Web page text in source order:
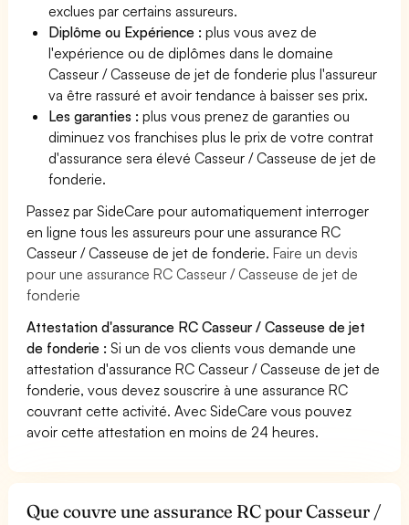
exclues par certains assureurs.
Diplôme ou Expérience :plus vous avez de
l'expérience ou de diplômes dans le domaine
Casseur / Casseuse de jet de fonderie plus l'assureur
va être rassuré et avoir tendance à baisser ses prix.
Les garanties :plus vous prenez de garanties ou
diminuez vos franchises plus le prix de votre contrat
d'assurance sera élevé Casseur / Casseuse de jet de
fonderie.
Passez par SideCare pour automatiquement interroger
en ligne tous les assureurs pour une assurance RC
Casseur / Casseuse de jet de fonderie.Faire un devis
pour une assurance RC Casseur / Casseuse de jet de
fonderie
Attestation d'assurance RC Casseur / Casseuse de jet
de fonderie : Si un de vos clients vous demande une
attestation d'assurance RC Casseur / Casseuse de jet de
fonderie, vous devez souscrire à une assurance RC
couvrant cette activité. Avec SideCare vous pouvez
avoir cette attestation en moins de 24 heures.
Que couvre une assurance RC pour Casseur /